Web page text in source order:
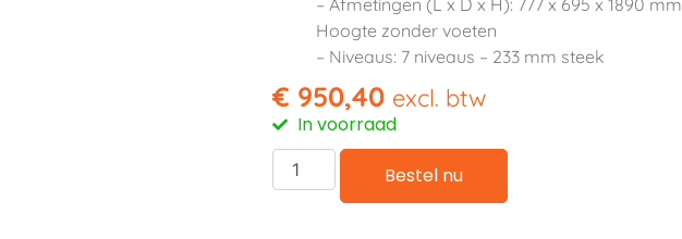
Hoogte zonder voeten
– Niveaus: 7 niveaus – 233 mm steek
€ 950,40 excl. btw
In voorraad
Bestel nu